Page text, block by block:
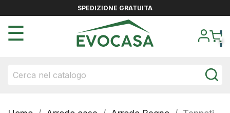
SPEDIZIONE GRATUITA
navigazione
☰